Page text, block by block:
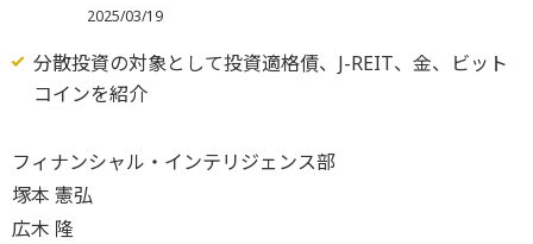
2025/03/19
分散投資の対象として投資適格債、J-REIT、金、ビット
コインを紹介
フィナンシャル・インテリジェンス部
塚本 憲弘
広木 隆